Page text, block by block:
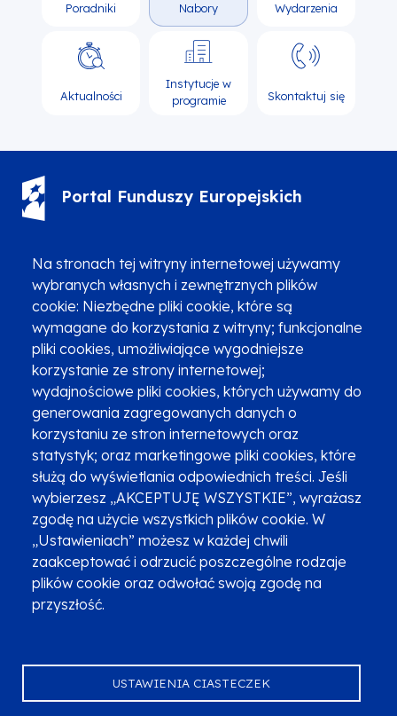
Na stronach tej witryny internetowej używamy
wybranych własnych i zewnętrznych plików
cookie: Niezbędne pliki cookie, które są
wymagane do korzystania z witryny; funkcjonalne
pliki cookies, umożliwiające wygodniejsze
korzystanie ze strony internetowej;
wydajnościowe pliki cookies, których używamy do
generowania zagregowanych danych o
korzystaniu ze stron internetowych oraz
statystyk; oraz marketingowe pliki cookies, które
służą do wyświetlania odpowiednich treści. Jeśli
wybierzesz „AKCEPTUJĘ WSZYSTKIE”, wyrażasz
zgodę na użycie wszystkich plików cookie. W
„Ustawieniach” możesz w każdej chwili
zaakceptować i odrzucić poszczególne rodzaje
plików cookie oraz odwołać swoją zgodę na
przyszłość.
USTAWIENIA CIASTECZEK
Poradniki Nabory Wydarzenia
Aktualności
Instytucje w
programie
Skontaktuj się
Portal Funduszy Europejskich
Zgłoszenia podejrzenia niezgodności z KPP i KPON
Newsletter
Fundusze SMS-em
Najczęściej zadawane pytania
Promocja projektu
Zobacz inne programy
Poznaj Fundusze 2014-2020
Deklaracja dostępności
Polityka prywatności
Przetwarzanie danych osobowych
Zgłoś błąd Mapa strony